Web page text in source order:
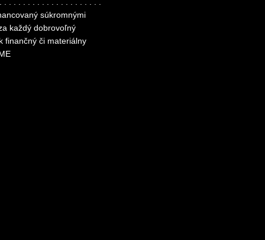
súkromnými
každý dobrovoľný
finančný či materiálny